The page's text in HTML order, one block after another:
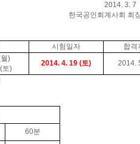
3. 7
사회 회
시험일자
합격
월)
토)
2014. 4. 19 (토) 2014.
60분